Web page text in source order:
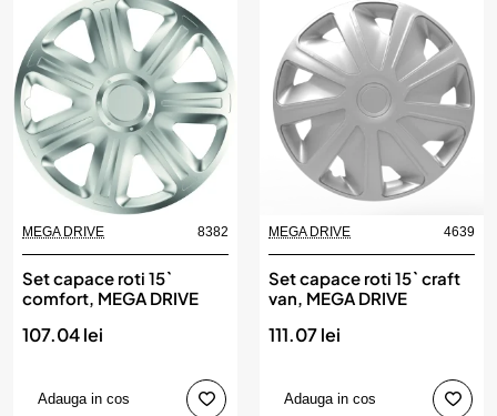
MEGA DRIVE 8382
Set capace roti 15`
comfort, MEGA DRIVE
107.04 lei
Adauga in cos
MEGA DRIVE 4639
Set capace roti 15` craft
van, MEGA DRIVE
111.07 lei
Adauga in cos